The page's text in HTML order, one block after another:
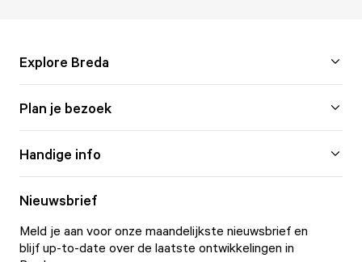
Explore Breda
Plan je bezoek
Handige info
Nieuwsbrief
Meld je aan voor onze maandelijkste nieuwsbrief en
blijf up-to-date over de laatste ontwikkelingen in